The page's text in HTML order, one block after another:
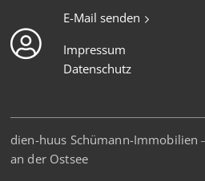
E-Mail senden
Impressum
Datenschutz
dien-huus Schümann-Immobilien
an der Ostsee